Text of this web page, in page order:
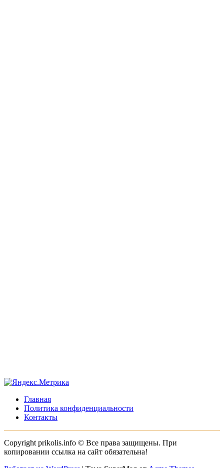
Главная
Политика конфиденциальности
Контакты
Copyright prikolis.info © Все права защищены. При
копировании ссылка на сайт обязательна!